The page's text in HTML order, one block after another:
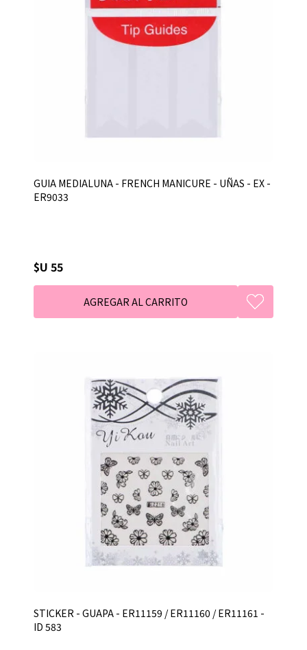
GUIA MEDIALUNA - FRENCH MANICURE - UÑAS - EX -
ER9033
$U 55
STICKER - GUAPA - ER11159 / ER11160 / ER11161 -
ID 583